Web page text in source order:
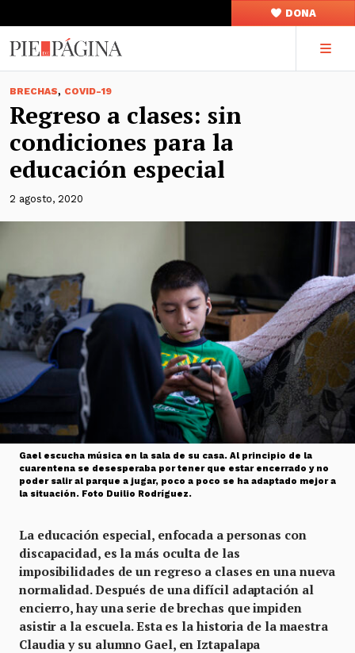
DONA
BRECHAS, COVID-19
Regreso a clases: sin
condiciones para la
educación especial
2 agosto, 2020
Gael escucha música en la sala de su casa. Al principio de la
cuarentena se desesperaba por tener que estar encerrado y no
poder salir al parque a jugar, poco a poco se ha adaptado mejor a
la situación. Foto Duilio Rodríguez.
La educación especial, enfocada a personas con
discapacidad, es la más oculta de las
imposibilidades de un regreso a clases en una nueva
normalidad. Después de una difícil adaptación al
encierro, hay una serie de brechas que impiden
asistir a la escuela. Esta es la historia de la maestra
Claudia y su alumno Gael, en Iztapalapa